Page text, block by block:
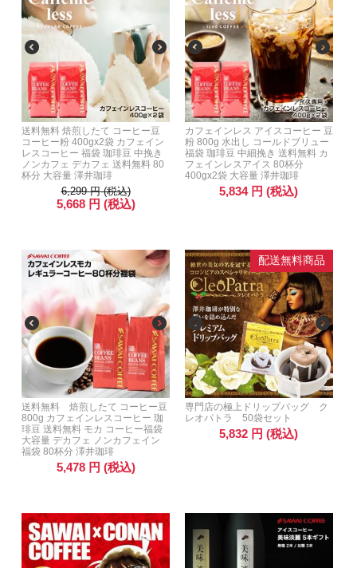
送料無料 焙煎したて コーヒー豆
コーヒー粉 400gx2袋 カフェイン
レスコーヒー 福袋 珈琲豆 中挽き
ノンカフェ デカフェ 送料無料 80
杯分 大容量 澤井珈琲
6,299 円(税込)
5,668 円 (税込)
カフェインレス アイスコーヒー 豆
粉 800g 水出し コールドブリュー
福袋 珈琲豆 中細挽き 送料無料 カ
フェインレスアイス 80杯分
400gx2袋 大容量 澤井珈琲
5,834 円 (税込)
送料無料 焙煎したて コーヒー豆
800g カフェインレスコーヒー 珈
琲豆 送料無料 モカ コーヒー福袋
大容量 デカフェ ノンカフェイン
福袋 80杯分 澤井珈琲
5,478 円 (税込)
配送無料商品
専門店の極上ドリップバッグ ク
レオパトラ 50袋セット
5,832 円 (税込)